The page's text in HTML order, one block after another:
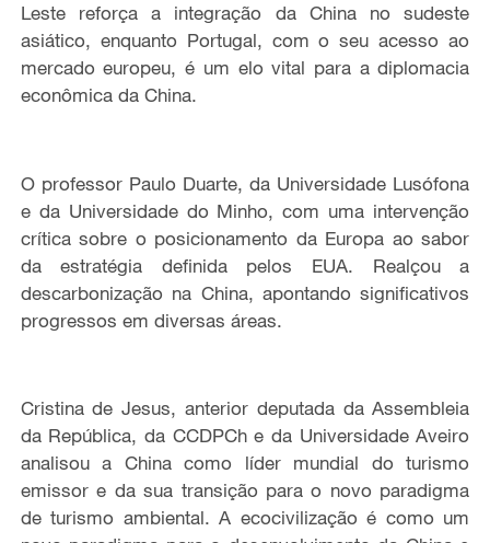
Leste reforça a integração da China no sudeste
asiático, enquanto Portugal, com o seu acesso ao
mercado europeu, é um elo vital para a diplomacia
econômica da China.
O professor Paulo Duarte, da Universidade Lusófona
e da Universidade do Minho, com uma intervenção
crítica sobre o posicionamento da Europa ao sabor
da estratégia definida pelos EUA. Realçou a
descarbonização na China, apontando significativos
progressos em diversas áreas.
Cristina de Jesus, anterior deputada da Assembleia
da República, da CCDPCh e da Universidade Aveiro
analisou a China como líder mundial do turismo
emissor e da sua transição para o novo paradigma
de turismo ambiental. A ecocivilização é como um